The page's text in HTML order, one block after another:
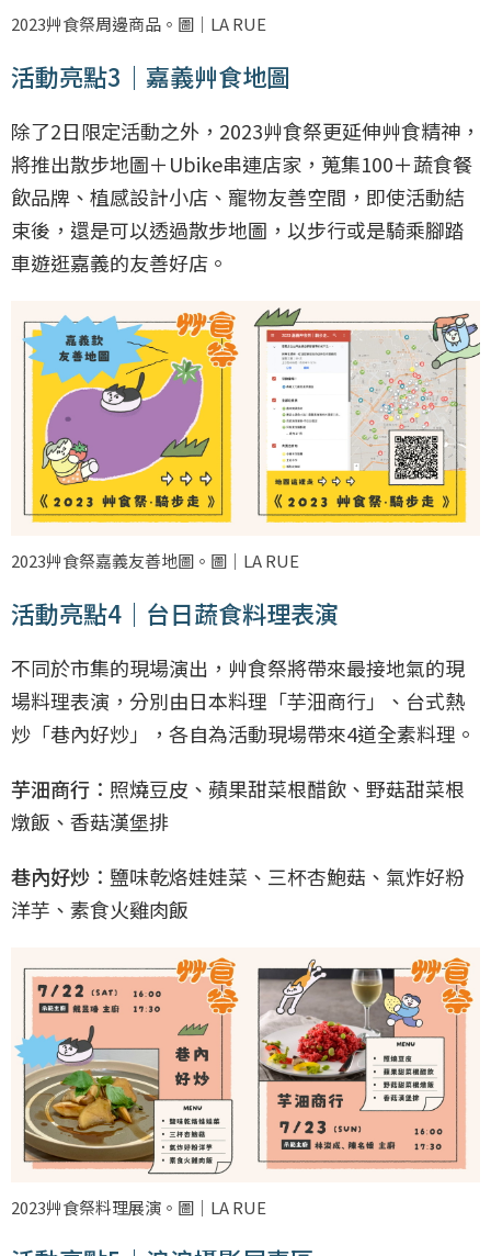
2023艸食祭周邊商品。圖｜LA RUE
活動亮點3｜嘉義艸食地圖
除了2日限定活動之外，2023艸食祭更延伸艸食精神，
將推出散步地圖＋Ubike串連店家，蒐集100＋蔬食餐
飲品牌、植感設計小店、寵物友善空間，即使活動結
束後，還是可以透過散步地圖，以步行或是騎乘腳踏
車遊逛嘉義的友善好店。
2023艸食祭嘉義友善地圖。圖｜LA RUE
活動亮點4｜台日蔬食料理表演
不同於市集的現場演出，艸食祭將帶來最接地氣的現
場料理表演，分別由日本料理「芋沺商行」、台式熱
炒「巷內好炒」，各自為活動現場帶來4道全素料理。
芋沺商行 ：照燒豆皮、蘋果甜菜根醋飲、野菇甜菜根
燉飯、香菇漢堡排
巷內好炒 ：鹽味乾烙娃娃菜、三杯杏鮑菇、氣炸好粉
洋芋、素食火雞肉飯
2023艸食祭料理展演。圖｜LA RUE